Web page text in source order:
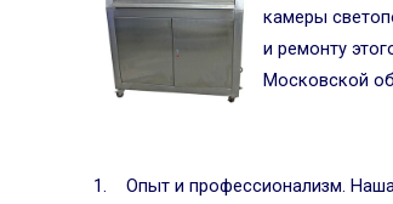
камеры
и ремонту
Московской
Опыт и профессионализм.